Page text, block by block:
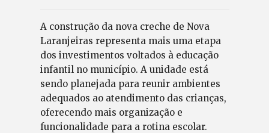
A construção da nova creche de Nova
Laranjeiras representa mais uma etapa
dos investimentos voltados à educação
infantil no município. A unidade está
sendo planejada para reunir ambientes
adequados ao atendimento das crianças,
oferecendo mais organização e
funcionalidade para a rotina escolar.